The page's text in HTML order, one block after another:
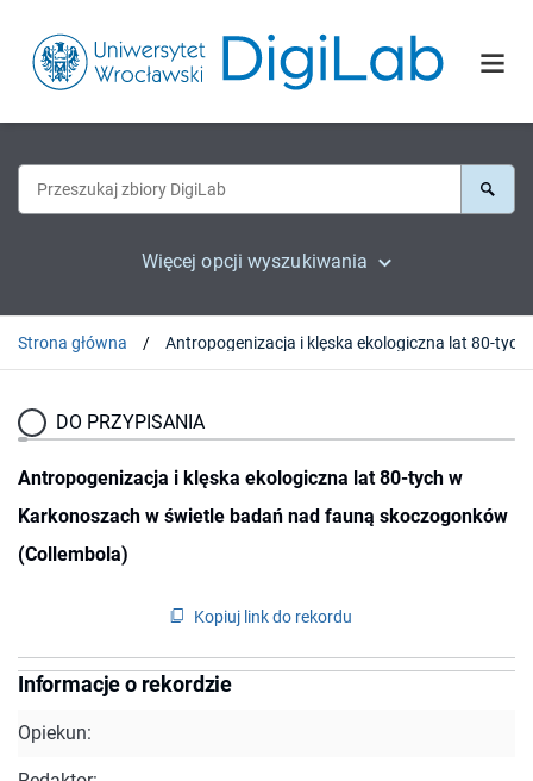
Więcej opcji wyszukiwania
Strona główna
DO PRZYPISANIA
Antropogenizacja i klęska ekologiczna lat 80-tych w
Karkonoszach w świetle badań nad fauną skoczogonków
(Collembola)
Kopiuj link do rekordu
Informacje o rekordzie
Opiekun: